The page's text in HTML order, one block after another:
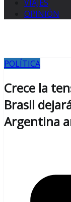
VIAJES
OPINIÓN
POLÍTICA
Crece la
Brasil
Argentina